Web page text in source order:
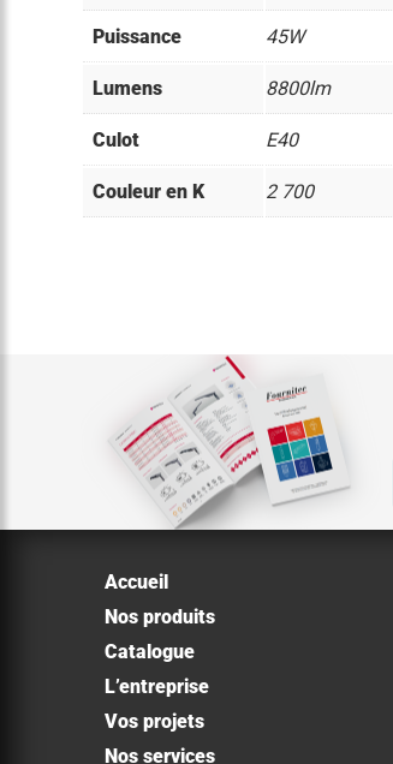
Puissance 45W
Lumens 8800lm
Culot E40
Couleur en K 2 700
Accueil
Nos produits
Catalogue
L’entreprise
Vos projets
Nos services